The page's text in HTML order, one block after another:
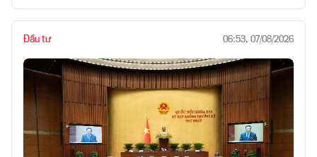
Đầu tư 06:53, 07/08/2026